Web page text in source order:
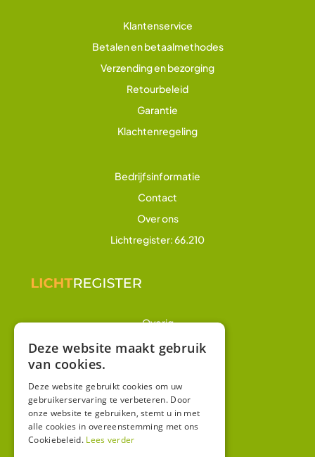
Klantenservice
Betalen en betaalmethodes
Verzending en bezorging
Retourbeleid
Garantie
Klachtenregeling
Bedrijfsinformatie
Contact
Over ons
Lichtregister: 66.210
Overig
Winkel
Algemene voorwaarden
Privacy
Deze website maakt gebruik
van cookies.
Deze website gebruikt cookies om uw
gebruikerservaring te verbeteren. Door
onze website te gebruiken, stemt u in met
alle cookies in overeenstemming met ons
Cookiebeleid. Lees verder